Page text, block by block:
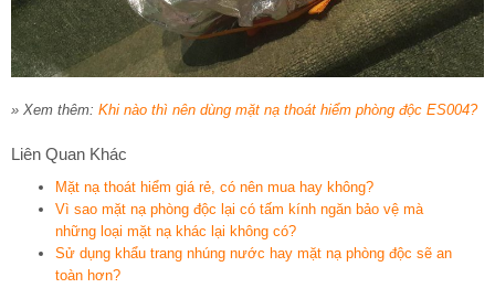
» Xem thêm: Khi nào thì nên dùng mặt nạ thoát hiểm phòng độc ES004?
Liên Quan Khác
Mặt nạ thoát hiểm giá rẻ, có nên mua hay không?
Vì sao mặt nạ phòng độc lại có tấm kính ngăn bảo vệ mà
những loại mặt nạ khác lại không có?
Sử dụng khẩu trang nhúng nước hay mặt nạ phòng độc sẽ an
toàn hơn?